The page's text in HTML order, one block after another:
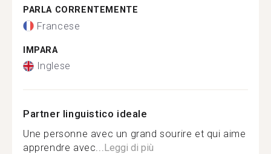
PARLA CORRENTEMENTE
Francese
IMPARA
Inglese
Partner linguistico ideale
Une personne avec un grand sourire et qui aime
apprendre avec...Leggi di più